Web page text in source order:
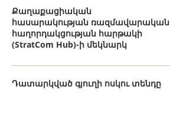
Քաղաքացիական
հասարակության ռազմավարական
հաղորդակցության հարթակի
(StratCom Hub)-ի մեկնարկ
Դատարկված գյուղի ոսկու տենդը